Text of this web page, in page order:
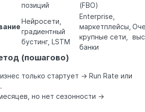
позиций
(FBO)
Нейросети,
градиентный
бустинг, LSTM
Enterprise,
маркетплейсы,
крупные сети,
банки
(пошагово)
только стартует → Run Rate или
но нет сезонности →